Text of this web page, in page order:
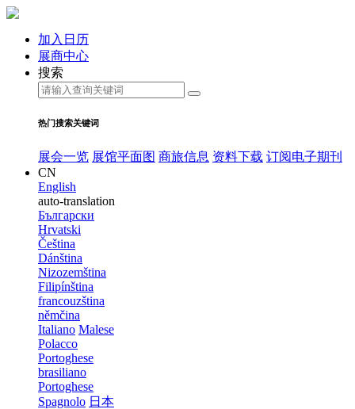
加入日历
展商中心
搜索
热门搜索关键词
展会一览 展馆平面图 商旅信息 资料下载 订阅电子期刊
CN
English
auto-translation
Български
Hrvatski
Čeština
Dánština
Nizozemština
Filipínština
francouzština
němčina
Italiano Malese
Polacco
Portoghese
brasiliano
Portoghese
Spagnolo 日本